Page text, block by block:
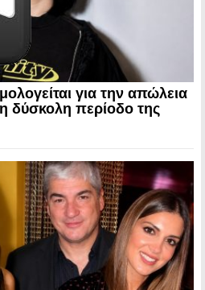
για την απώλεια
δύσκολη περίοδο της